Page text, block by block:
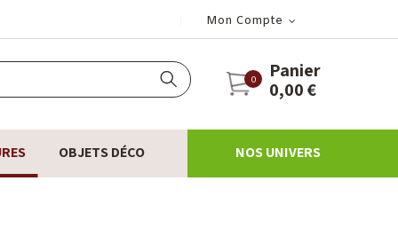
Mon Compte
0
Panier
0,00 €
OBJETS DÉCO NOS UNIVERS